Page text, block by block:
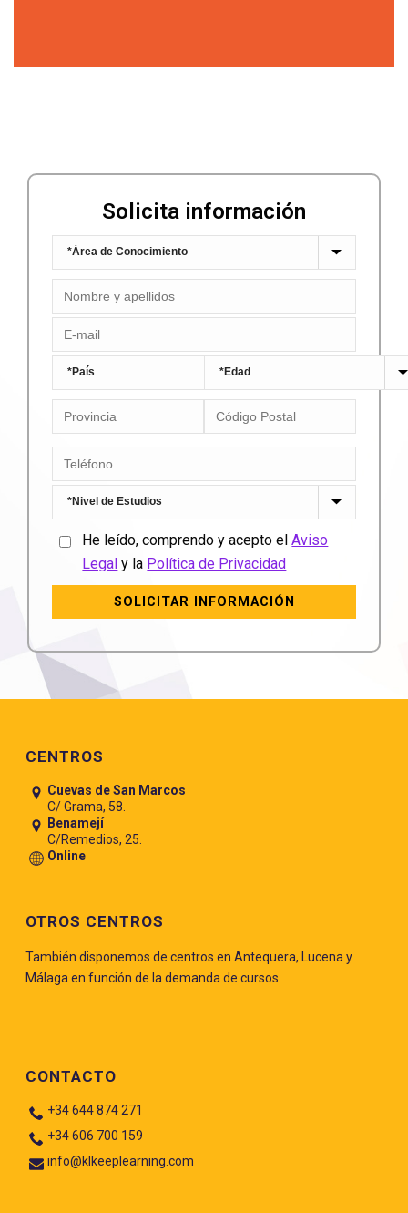
Solicita información
He leído, comprendo y acepto elAviso
Legal y la Política de Privacidad
CENTROS
Cuevas de San Marcos
C/ Grama, 58.
Benamejí
C/Remedios, 25.
Online
OTROS CENTROS
También disponemos de centros en Antequera, Lucena y
Málaga en función de la demanda de cursos.
CONTACTO
+34 644 874 271
+34 606 700 159
info@klkeeplearning.com